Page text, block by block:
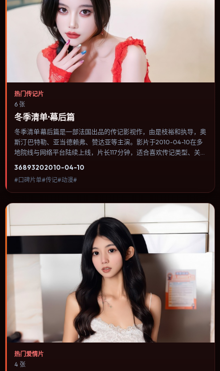
热门传记片
6 张
冬季清单·幕后篇
冬季清单·幕后篇是一部法国出品的传记影视作，由是枝裕和执导，奥
斯汀·巴特勒、亚当·德赖弗、赞达亚等主演。影片于2010-04-10在多
地院线与网络平台陆续上线，片长117分钟，适合喜欢传记类型、关注
推进，节奏与视听语言统一，可作为休闲观影或类型片补片的选择。
36893202010-04-10
#口碑片单#传记#动漫#
热门爱情片
4 张